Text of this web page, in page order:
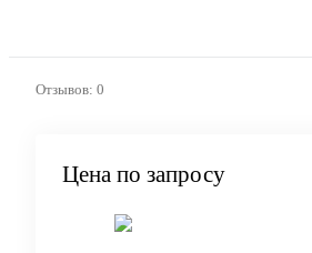
Отзывов: 0
Цена по запросу